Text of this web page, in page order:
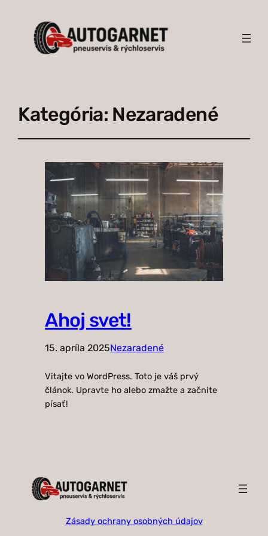
Kategória: Nezaradené
Ahoj svet!
15. apríla 2025Nezaradené
Vitajte vo WordPress. Toto je váš prvý
článok. Upravte ho alebo zmažte a začnite
písať!
Zásady ochrany osobných údajov